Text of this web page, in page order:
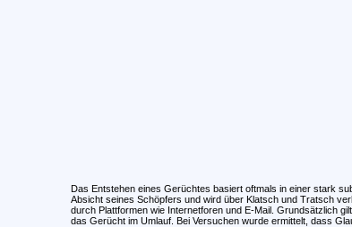
Das Entstehen eines Gerüchtes basiert oftmals in einer stark
Absicht seines Schöpfers und wird über Klatsch und Tratsch
durch Plattformen wie Internetforen und E-Mail. Grundsätzlich
das Gerücht im Umlauf. Bei Versuchen wurde ermittelt, dass